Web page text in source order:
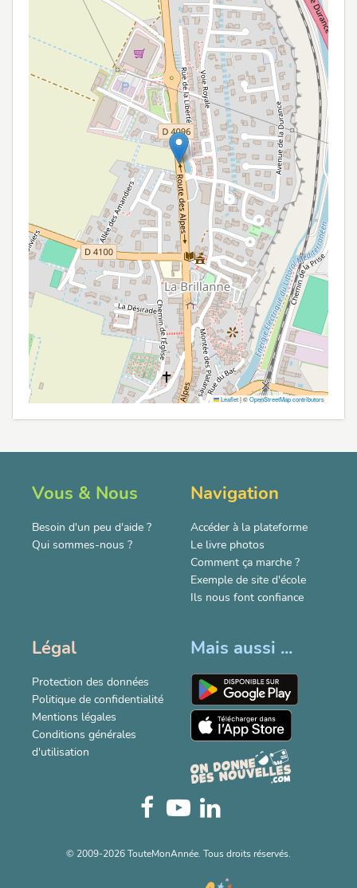
Leaflet|©OpenStreetMap contributors
Vous & Nous
Besoin d'un peu d'aide ?
Qui sommes-nous ?
Navigation
Accéder à la plateforme
Le livre photos
Comment ça marche ?
Exemple de site d'école
Ils nous font confiance
Légal
Protection des données
Politique de confidentialité
Mentions légales
Conditions générales
d'utilisation
Mais aussi ...
© 2009-2026 TouteMonAnnée. Tous droits réservés.